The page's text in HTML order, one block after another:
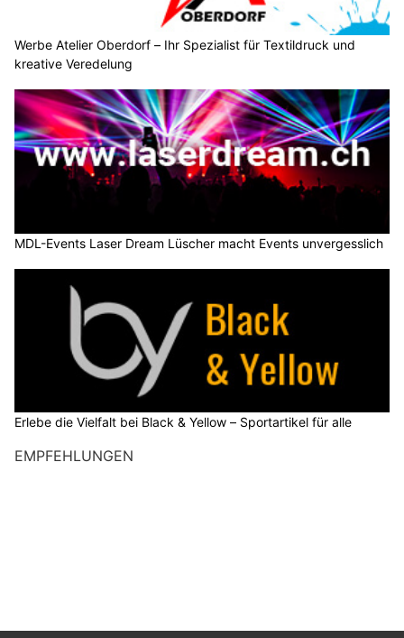
Werbe Atelier Oberdorf – Ihr Spezialist für Textildruck und
kreative Veredelung
MDL-Events Laser Dream Lüscher macht Events unvergesslich
Erlebe die Vielfalt bei Black & Yellow – Sportartikel für alle
EMPFEHLUNGEN